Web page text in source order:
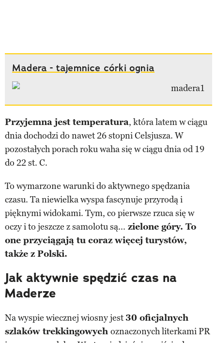
Madera - tajemnice córki ognia
Przyjemna jest temperatura, która latem w ciągu
dnia dochodzi do nawet 26 stopni Celsjusza. W
pozostałych porach roku waha się w ciągu dnia od 19
do 22 st. C.
To wymarzone warunki do aktywnego spędzania
czasu. Ta niewielka wyspa fascynuje przyrodą i
pięknymi widokami. Tym, co pierwsze rzuca się w
oczy i to jeszcze z samolotu są... zielone góry. To
one przyciągają tu coraz więcej turystów,
także z Polski.
Jak aktywnie spędzić czas na
Maderze
Na wyspie wiecznej wiosny jest30 oficjalnych
szlaków trekkingowych oznaczonych literkami PR